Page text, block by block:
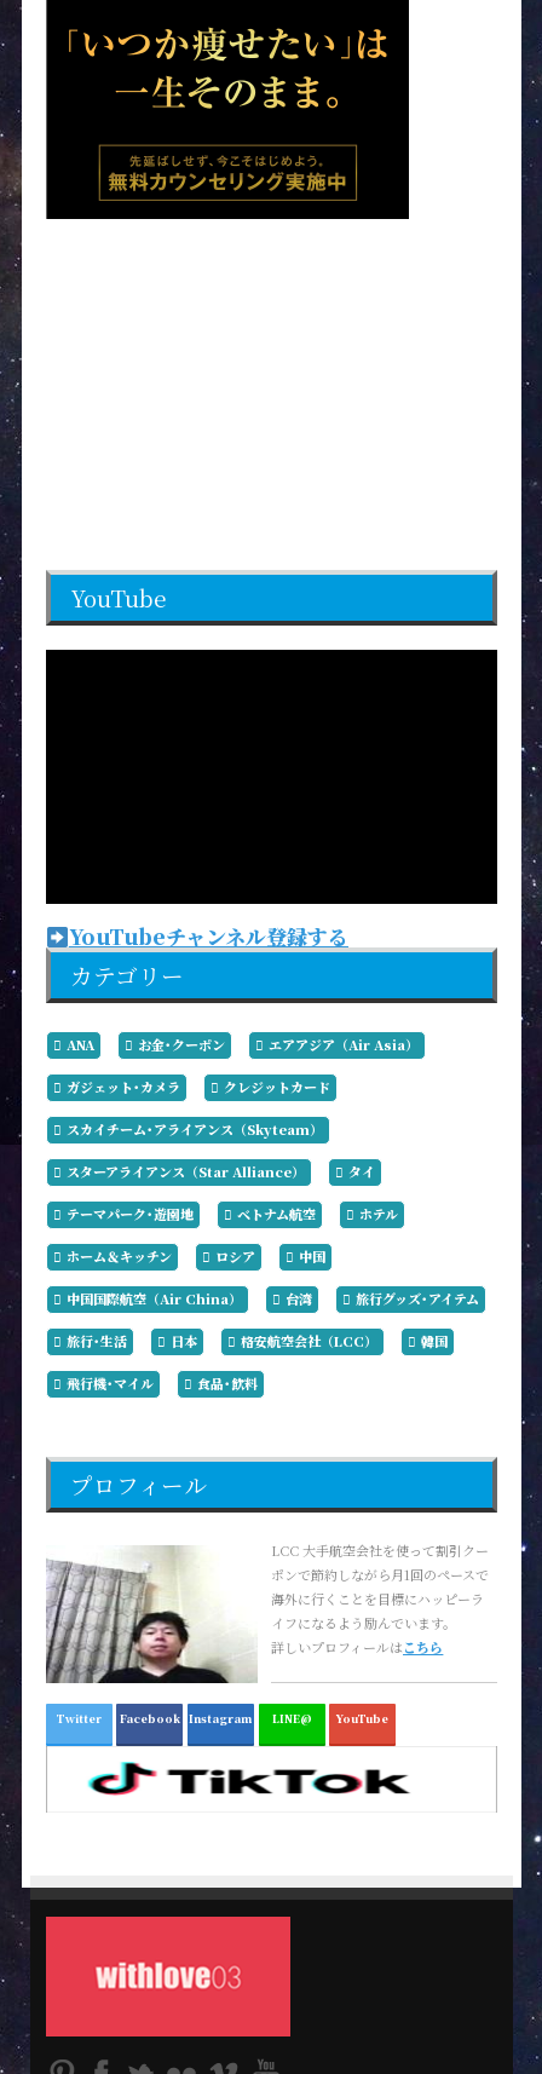
YouTube
YouTubeチャンネル登録する
カテゴリー
ANA お金･クーポン エアアジア（Air Asia）
ガジェット･カメラ クレジットカード
スカイチーム･アライアンス（Skyteam）
スターアライアンス（Star Alliance） タイ
テーマパーク･遊園地 ベトナム航空 ホテル
ホーム＆キッチン ロシア 中国
中国国際航空（Air China） 台湾 旅行グッズ･アイテム
旅行･生活 日本 格安航空会社（LCC） 韓国
飛行機･マイル 食品･飲料
プロフィール
LCC 大手航空会社を使って割引クー
ポンで節約しながら月1回のペースで
海外に行くことを目標にハッピーラ
イフになるよう励んでいます。
詳しいプロフィールはこちら
Twitter Facebook Instagram LINE@ YouTube